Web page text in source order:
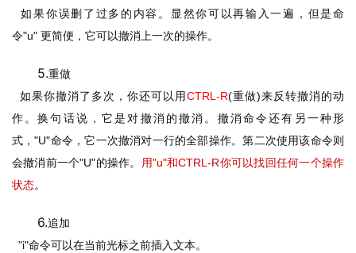
如果你误删了过多的内容。显然你可以再输入一遍，但是命
令"u" 更简便，它可以撤消上一次的操作。
5.重做
如果你撤消了多次，你还可以用CTRL-R(重做)来反转撤消的动
作。换句话说，它是对撤消的撤消。撤消命令还有另一种形
式，"U"命令，它一次撤消对一行的全部操作。第二次使用该命令则
会撤消前一个"U"的操作。 用"u"和CTRL-R你可以找回任何一个操作
状态。
6.追加
"i"命令可以在当前光标之前插入文本。